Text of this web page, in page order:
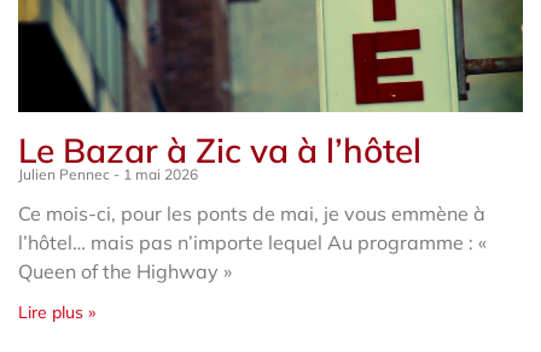
Le Bazar à Zic va à l’hôtel
Julien Pennec 1 mai 2026
Ce mois-ci, pour les ponts de mai, je vous emmène à
l’hôtel… mais pas n’importe lequel Au programme : «
Queen of the Highway »
Lire plus »